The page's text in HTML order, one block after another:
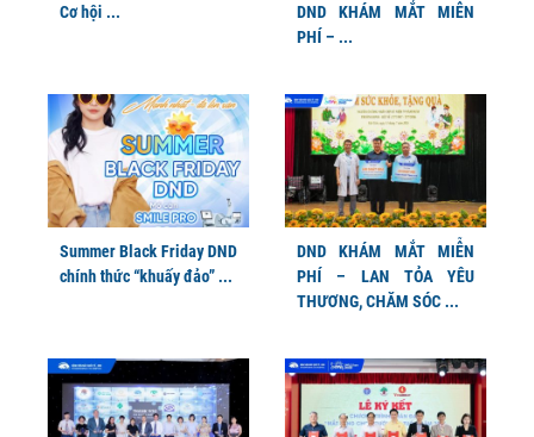
Cơ hội ...
DND KHÁM MẮT MIỄN
PHÍ – ...
Summer Black Friday DND
chính thức “khuấy đảo” ...
DND KHÁM MẮT MIỄN
PHÍ – LAN TỎA YÊU
THƯƠNG, CHĂM SÓC ...